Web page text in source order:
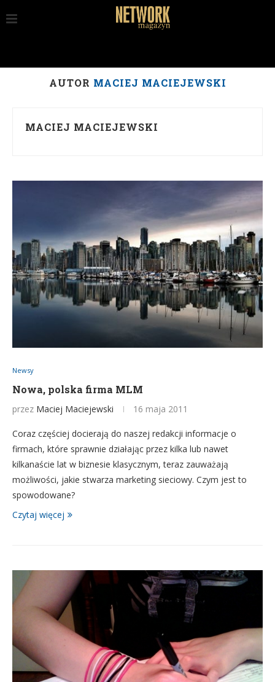
AUTOR MACIEJ MACIEJEWSKI
MACIEJ MACIEJEWSKI
Newsy
Nowa, polska firma MLM
przez Maciej Maciejewski 16 maja 2011
Coraz częściej docierają do naszej redakcji informacje o
firmach, które sprawnie działając przez kilka lub nawet
kilkanaście lat w biznesie klasycznym, teraz zauważają
możliwości, jakie stwarza marketing sieciowy. Czym jest to
spowodowane?
Czytaj więcej